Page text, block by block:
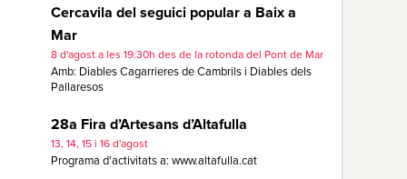
Cercavila del seguici popular a Baix a
Mar
8 d'agost a les 19:30h des de la rotonda del Pont de Mar
Amb: Diables Cagarrieres de Cambrils i Diables dels
Pallaresos
28a Fira d’Artesans d’Altafulla
13, 14, 15 i 16 d'agost
Programa d'activitats a: www.altafulla.cat